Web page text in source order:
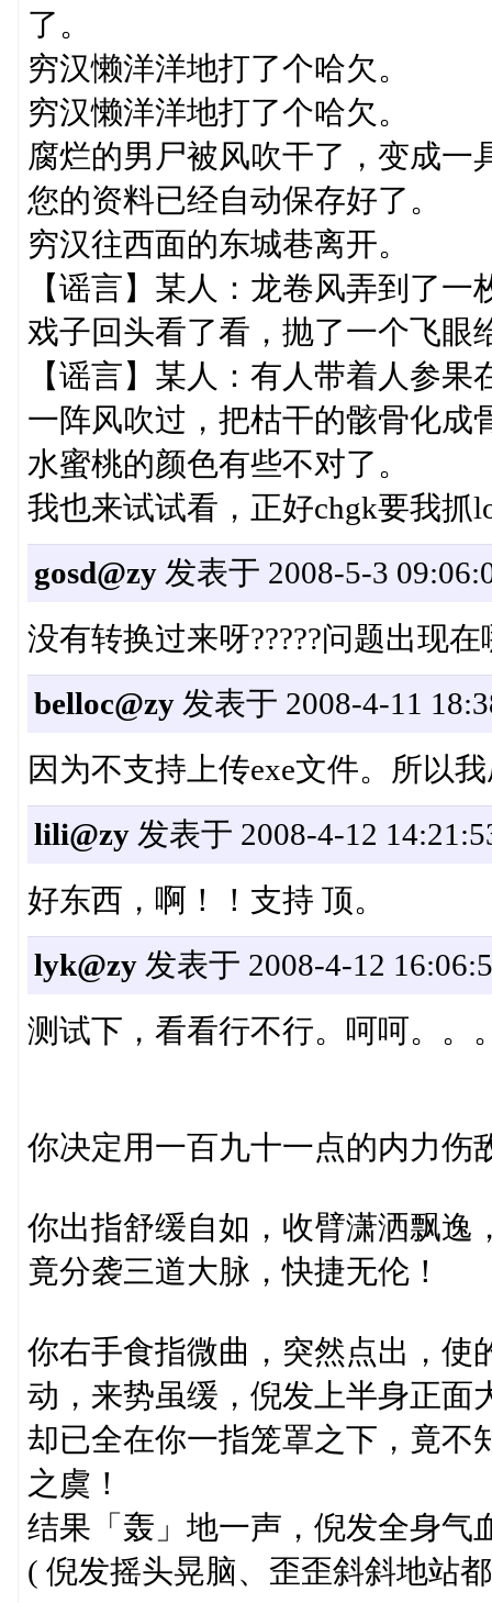
了。
穷汉懒洋洋地打了个哈欠。
穷汉懒洋洋地打了个哈欠。
腐烂的男尸被风吹干了，变成一
您的资料已经自动保存好了。
穷汉往西面的东城巷离开。
【谣言】某人：龙卷风弄到了一
戏子回头看了看，抛了一个飞眼
【谣言】某人：有人带着人参果
一阵风吹过，把枯干的骸骨化成
水蜜桃的颜色有些不对了。
我也来试试看，正好chgk要我抓
gosd@zy发表于 2008-5-3
没有转换过来呀?????问题出现在
belloc@zy发表于 2008-4-11
因为不支持上传exe文件。所以
lili@zy发表于 2008-4-12
好东西，啊！！支持 顶。
lyk@zy发表于 2008-4-12
测试下，看看行不行。呵呵。。
你决定用一百九十一点的内力伤
你出指舒缓自如，收臂潇洒飘逸
竟分袭三道大脉，快捷无伦！
你右手食指微曲，突然点出，使
动，来势虽缓，倪发上半身正面
却已全在你一指笼罩之下，竟不
之虞！
结果「轰」地一声，倪发全身气
( 倪发摇头晃脑、歪歪斜斜地站